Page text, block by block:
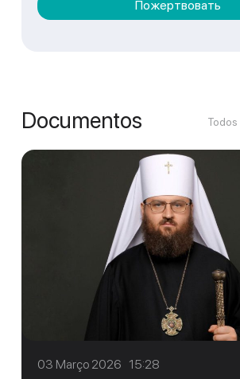
Пожертвовать
Documentos
03 Março 2026 15:28